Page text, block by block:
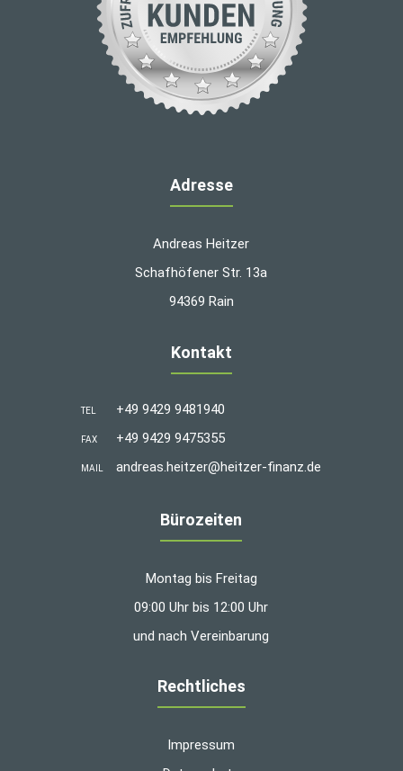
Adresse
Andreas Heitzer
Schafhöfener Str. 13a
94369 Rain
Kontakt
TEL +49 9429 9481940
FAX +49 9429 9475355
MAIL andreas.heitzer@heitzer-finanz.de
Bürozeiten
Montag bis Freitag
09:00 Uhr bis 12:00 Uhr
und nach Vereinbarung
Rechtliches
Impressum